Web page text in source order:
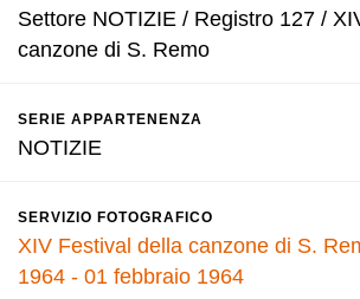
Settore NOTIZIE / Registro 127 /
canzone di S. Remo
SERIE APPARTENENZA
NOTIZIE
SERVIZIO FOTOGRAFICO
XIV Festival della canzone di S.
1964 - 01 febbraio 1964